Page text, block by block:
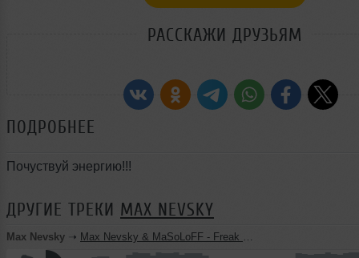
РАССКАЖИ ДРУЗЬЯМ
ПОДРОБНЕЕ
Почуствуй энергию!!!
ДРУГИЕ ТРЕКИ MAX NEVSKY
Max Nevsky ➝ Max Nevsky & MaSoLoFF - Freak In Heart (Radio Edit)